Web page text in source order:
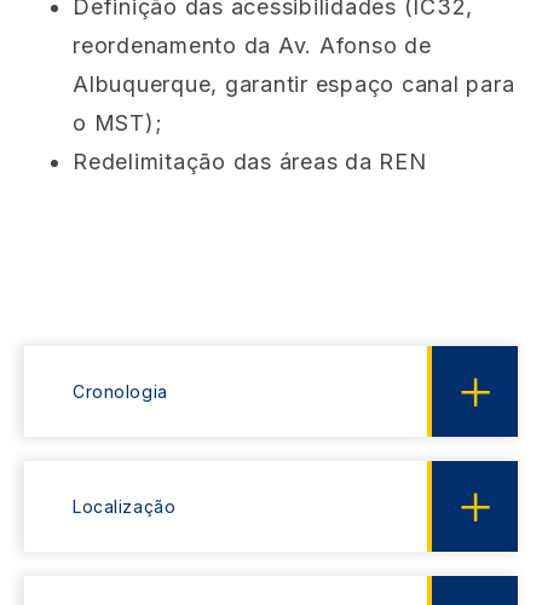
Definição das acessibilidades (IC32,
reordenamento da Av. Afonso de
Albuquerque, garantir espaço canal para
o MST);
Redelimitação das áreas da REN
Cronologia
Localização